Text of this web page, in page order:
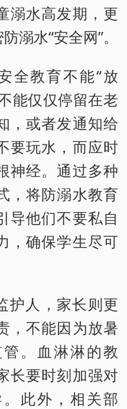
溺水高发期，更
溺水“安全网”。
全教育不能“放
能仅仅停留在老
，或者发通知给
要玩水，而应时
神经。通过多种
，将防溺水教育
导他们不要私自
，确保学生尽可
护人，家长则更
，不能因为放暑
。血淋淋的教
长要时刻加强对
此外，相关部